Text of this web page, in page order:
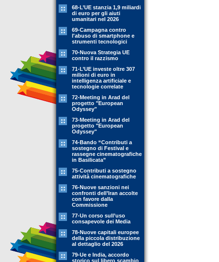
68-L’UE stanzia 1,9 miliardi
di euro per gli aiuti
umanitari nel 2026
69-Campagna contro
l'abuso di smartphone e
strumenti tecnologici
70-Nuova Strategia UE
contro il razzismo
71-L’UE investe oltre 307
milioni di euro in
intelligenza artificiale e
tecnologie correlate
72-Meeting in Arad del
progetto "European
Odyssey"
73-Meeting in Arad del
progetto "European
Odyssey"
74-Bando “Contributi a
sostegno di Festival e
rassegne cinematografiche
in Basilicata”
75-Contributi a sostegno
attività cinematografiche
76-Nuove sanzioni nei
confronti dell’Iran accolte
con favore dalla
Commissione
77-Un corso sull’uso
consapevole dei Media
78-Nuove capitali europee
della piccola distribuzione
al dettaglio del 2026
79-Ue e India, accordo
storico sul libero scambio